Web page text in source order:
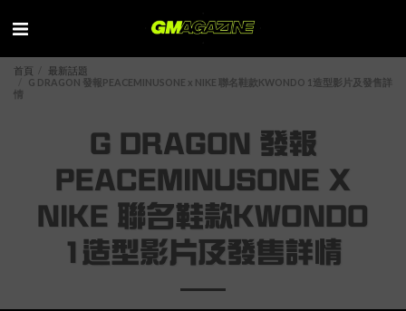
首頁
最新話題
G DRAGON 發報PEACEMINUSONE x NIKE 聯名鞋款KWONDO 1造型影片及發售詳
情
G DRAGON 發報
PEACEMINUSONE X
NIKE 聯名鞋款KWONDO
1造型影片及發售詳情